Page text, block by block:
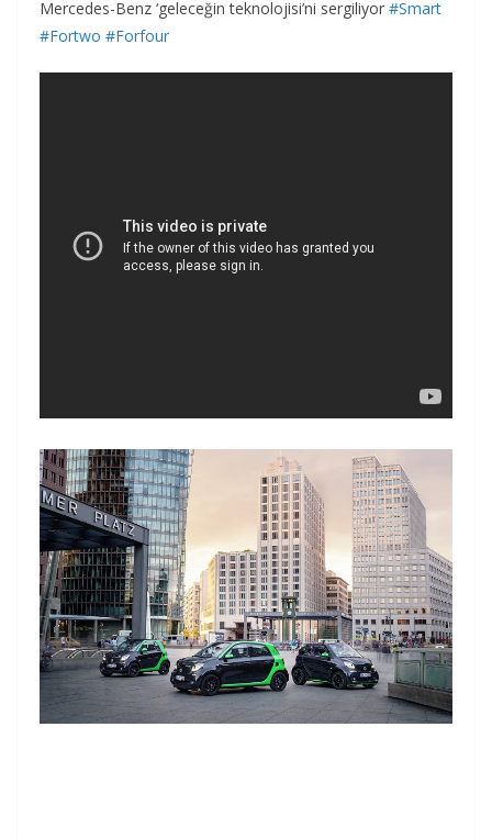
Mercedes-Benz ‘geleceğin teknolojisi’ni sergiliyor #Smart
#Fortwo #Forfour